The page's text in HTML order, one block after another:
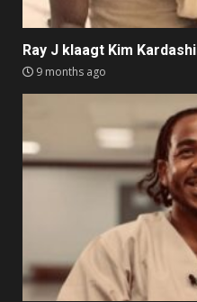
Ray J klaagt Kim
9 months ago